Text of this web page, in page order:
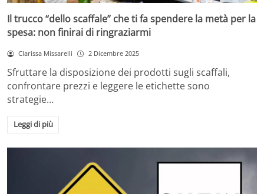
Il trucco “dello scaffale” che ti fa spendere la metà per la
spesa: non finirai di ringraziarmi
Clarissa Missarelli 2 Dicembre 2025
Sfruttare la disposizione dei prodotti sugli scaffali,
confrontare prezzi e leggere le etichette sono
strategie…
Leggi di più